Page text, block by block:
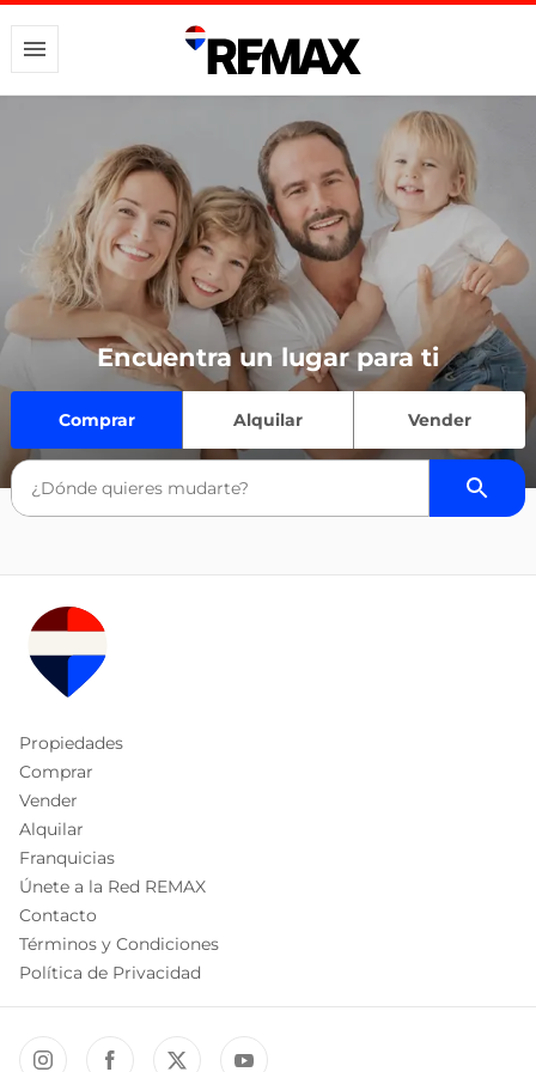
Encuentra un lugar para ti
Comprar Alquilar Vender
Propiedades
Comprar
Vender
Alquilar
Franquicias
Únete a la Red REMAX
Contacto
Términos y Condiciones
Política de Privacidad